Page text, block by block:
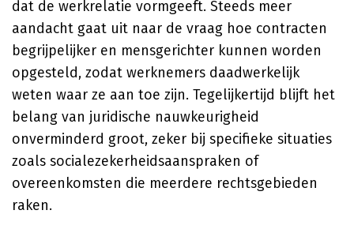
dat de werkrelatie vormgeeft. Steeds meer
aandacht gaat uit naar de vraag hoe contracten
begrijpelijker en mensgerichter kunnen worden
opgesteld, zodat werknemers daadwerkelijk
weten waar ze aan toe zijn. Tegelijkertijd blijft het
belang van juridische nauwkeurigheid
onverminderd groot, zeker bij specifieke situaties
zoals socialezekerheidsaanspraken of
overeenkomsten die meerdere rechtsgebieden
raken.